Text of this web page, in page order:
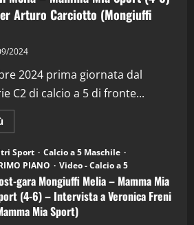
Arturo Carciotto (Mongiuffi
2024
2024 prima giornata dal
C2 di calcio a 5 di fronte...
informazioni
Post-
gara
Mongiuffi
Melia
–
Mamma
Mia
Sport
Sport
Calcio a 5 Maschile
PIANO
Video - Calcio a 5
gara Mongiuffi Melia – Mamma Mia
(4-6) – Intervista a Veronica Freni
Mia Sport)
in Podcast: 29^ Puntata
28 Aprile 2026)
28/04/2026
in Podcast
in Podcast: 28^ Puntata
21 Aprile 2026)
21/04/2026